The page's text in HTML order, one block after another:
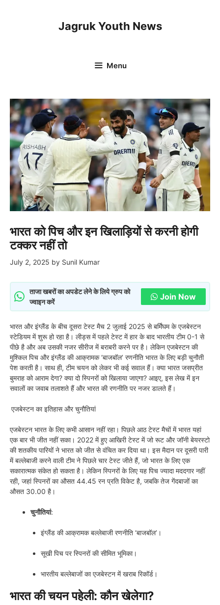
Jagruk Youth News
Menu
भारत को पिच और इन खिलाड़ियों से करनी होगी
टक्कर नहीं तो
July 2, 2025 by Sunil Kumar
ताजा खबरों का अपडेट लेने के लिये ग्रुप को
ज्वाइन करें
Join Now
भारत और इंग्लैंड के बीच दूसरा टेस्ट मैच 2 जुलाई 2025 से बर्मिंघम के एजबेस्टन
स्टेडियम में शुरू हो रहा है। लीड्स में पहले टेस्ट में हार के बाद भारतीय टीम 0-1 से
पीछे है और अब उसकी नजर सीरीज में बराबरी करने पर है। लेकिन एजबेस्टन की
मुश्किल पिच और इंग्लैंड की आक्रामक ‘बाजबॉल’ रणनीति भारत के लिए बड़ी चुनौती
पेश करती है। साथ ही, टीम चयन को लेकर भी कई सवाल हैं। क्या भारत जसप्रीत
बुमराह को आराम देगा? क्या दो स्पिनरों को खिलाया जाएगा? आइए, इस लेख में इन
सवालों का जवाब तलाशते हैं और भारत की रणनीति पर नजर डालते हैं।
एजबेस्टन का इतिहास और चुनौतियां
एजबेस्टन भारत के लिए कभी आसान नहीं रहा। पिछले आठ टेस्ट मैचों में भारत यहां
एक बार भी जीत नहीं सका। 2022 में हुए आखिरी टेस्ट में जो रूट और जॉनी बेयरस्टो
की शतकीय पारियों ने भारत को जीत से वंचित कर दिया था। इस मैदान पर दूसरी पारी
में बल्लेबाजी करने वाली टीम ने पिछले चार टेस्ट जीते हैं, जो भारत के लिए एक
सकारात्मक संकेत हो सकता है। लेकिन स्पिनरों के लिए यह पिच ज्यादा मददगार नहीं
रही, जहां स्पिनरों का औसत 44.45 रन प्रति विकेट है, जबकि तेज गेंदबाजों का
औसत 30.00 है।
चुनौतियां:
इंग्लैंड की आक्रामक बल्लेबाजी रणनीति ‘बाजबॉल’।
सूखी पिच पर स्पिनरों की सीमित भूमिका।
भारतीय बल्लेबाजों का एजबेस्टन में खराब रिकॉर्ड।
भारत की चयन पहेली: कौन खेलेगा?